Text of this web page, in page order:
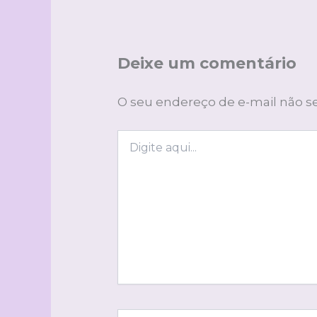
Deixe um comentário
O seu endereço de e-mail não
aqui...